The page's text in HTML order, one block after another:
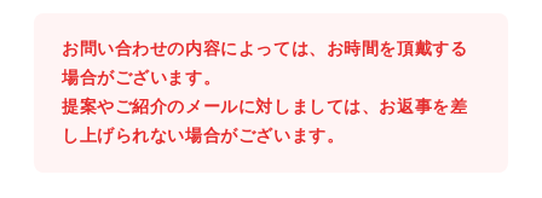
お問い合わせの内容によっては、お時間を頂戴する
場合がございます。
提案やご紹介のメールに対しましては、お返事を差
し上げられない場合がございます。